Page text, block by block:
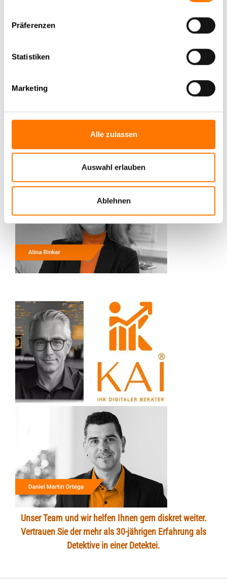
Präferenzen
Statistiken
Marketing
Alle zulassen
Auswahl erlauben
Ablehnen
Rückrufservice
KI-Beratung
Ihre Detektei für Recht im Arbeitsrecht (PDF)
Abhörschutz + Lauschabwehr (PDF)
Unser Team und wir helfen Ihnen gern diskret weiter.
Vertrauen Sie der mehr als 30-jährigen Erfahrung als
Detektive in einer Detektei.